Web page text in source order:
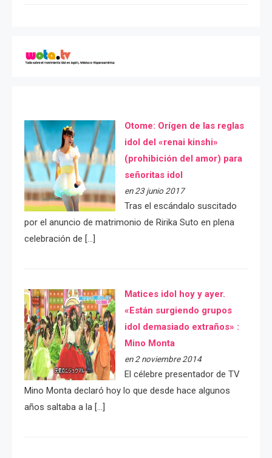
Otome: Orígen de las reglas
idol del «renai kinshi»
(prohibición del amor) para
señoritas idol
en 23 junio 2017
Tras el escándalo suscitado
por el anuncio de matrimonio de Ririka Suto en plena
celebración de […]
Matices idol hoy y ayer.
«Están surgiendo grupos
idol demasiado extraños» :
Mino Monta
en 2 noviembre 2014
El célebre presentador de TV
Mino Monta declaró hoy lo que desde hace algunos
años saltaba a la […]